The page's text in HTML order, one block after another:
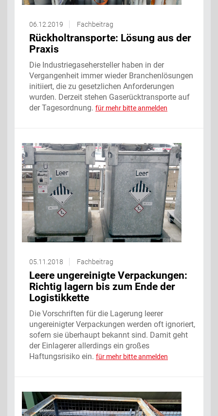
06.12.2019 Fachbeitrag
Rückholtransporte: Lösung aus der
Praxis
Die Industriegasehersteller haben in der
Vergangenheit immer wieder Branchenlösungen
initiiert, die zu gesetzlichen Anforderungen
wurden. Derzeit stehen Gaserücktransporte auf
der Tagesordnung. für mehr bitte anmelden
05.11.2018 Fachbeitrag
Leere ungereinigte Verpackungen:
Richtig lagern bis zum Ende der
Logistikkette
Die Vorschriften für die Lagerung leerer
ungereinigter Verpackungen werden oft ignoriert,
sofern sie überhaupt bekannt sind. Damit geht
der Einlagerer allerdings ein großes
Haftungsrisiko ein. für mehr bitte anmelden